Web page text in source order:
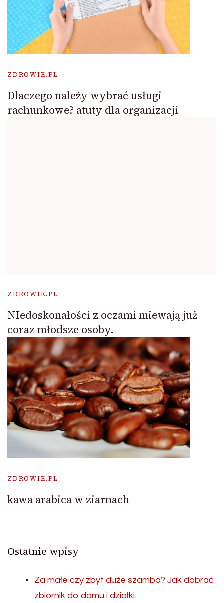
ZDROWIE.PL
Dlaczego należy wybrać usługi
rachunkowe? atuty dla organizacji
ZDROWIE.PL
NIedoskonałości z oczami miewają już
coraz młodsze osoby.
ZDROWIE.PL
kawa arabica w ziarnach
Ostatnie wpisy
Za małe czy zbyt duże szambo? Jak dobrać
zbiornik do domu i działki.